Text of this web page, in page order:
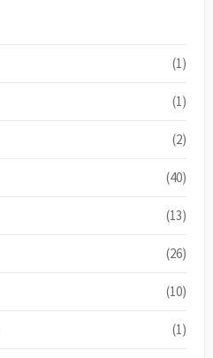
(1)
(1)
(2)
(40)
(13)
(26)
(10)
(1)